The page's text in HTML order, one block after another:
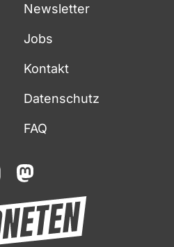
Newsletter
Jobs
Kontakt
Datenschutz
FAQ
mastodon